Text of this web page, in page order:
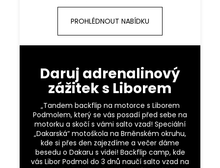
PROHLÉDNOUT NABÍDKU
Daruj adrenalinový
zážitek s Liborem
„Tandem backflip na motorce s Liborem
Podmolem, který se vás posadí před sebe na
motorku a skočí s vámi salto vzad! Speciální
„Dakarská“ motoškola na Brněnském okruhu,
kde si přes den zajezdíme a večer dáme
besedu o Dakaru s videi! Backflip camp, kde
vás Libor Podmol do 3 dnů naučí salto vzad na